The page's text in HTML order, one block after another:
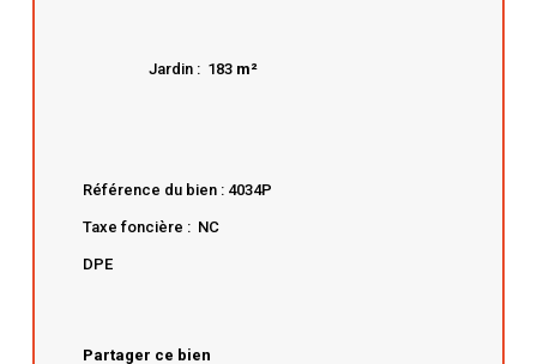
Jardin : 183 m²
Référence du bien : 4034P
Taxe foncière : NC
DPE
Partager ce bien